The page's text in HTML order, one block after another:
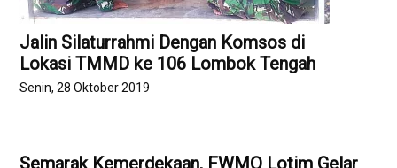
Jalin Silaturrahmi Dengan Komsos di
Lokasi TMMD ke 106 Lombok Tengah
Senin, 28 Oktober 2019